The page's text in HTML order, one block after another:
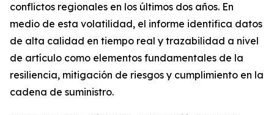
conflictos regionales en los últimos dos años. En
medio de esta volatilidad, el informe identifica datos
de alta calidad en tiempo real y trazabilidad a nivel
de artículo como elementos fundamentales de la
resiliencia, mitigación de riesgos y cumplimiento en la
cadena de suministro.